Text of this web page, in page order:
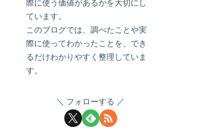
際に使う価値があるかを大切にし
ています。
このブログでは、調べたことや実
際に使ってわかったことを、でき
るだけわかりやすく整理していま
す。
フォローする